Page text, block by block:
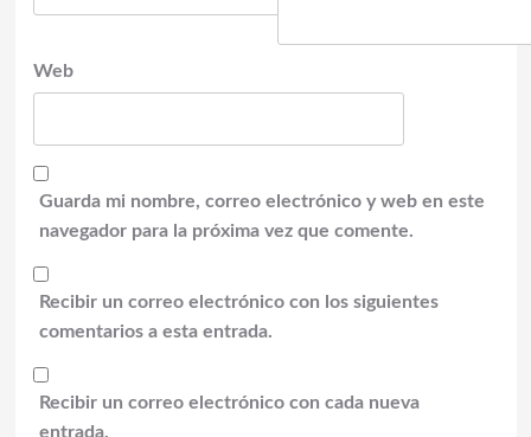
Web
Guarda mi nombre, correo electrónico y web en este
navegador para la próxima vez que comente.
Recibir un correo electrónico con los siguientes
comentarios a esta entrada.
Recibir un correo electrónico con cada nueva
entrada.